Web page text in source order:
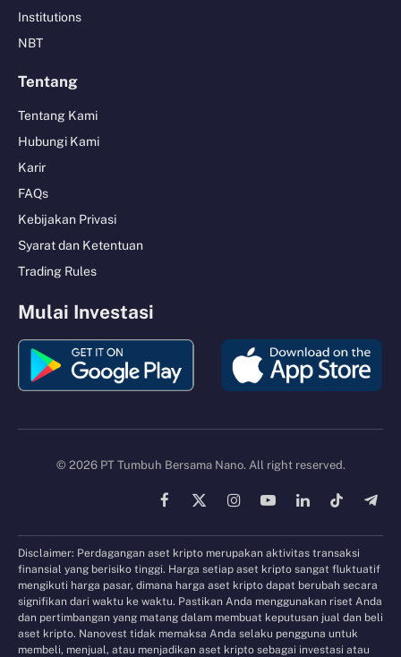
Institutions
NBT
Tentang
Tentang Kami
Hubungi Kami
Karir
FAQs
Kebijakan Privasi
Syarat dan Ketentuan
Trading Rules
Mulai Investasi
© 2026 PT Tumbuh Bersama Nano. All right reserved.
Facebook
X
InstagramYouTubeLinkedInTikTok
Disclaimer: Perdagangan aset kripto merupakan aktivitas transaksi
finansial yang berisiko tinggi. Harga setiap aset kripto sangat fluktuatif
mengikuti harga pasar, dimana harga aset kripto dapat berubah secara
signifikan dari waktu ke waktu. Pastikan Anda menggunakan riset Anda
dan pertimbangan yang matang dalam membuat keputusan jual dan beli
aset kripto. Nanovest tidak memaksa Anda selaku pengguna untuk
membeli, menjual, atau menjadikan aset kripto sebagai investasi atau